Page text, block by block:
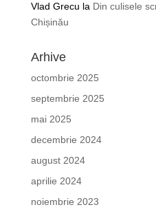
Vlad Grecu la Din culisele
Chișinău
Arhive
octombrie 2025
septembrie 2025
mai 2025
decembrie 2024
august 2024
aprilie 2024
noiembrie 2023